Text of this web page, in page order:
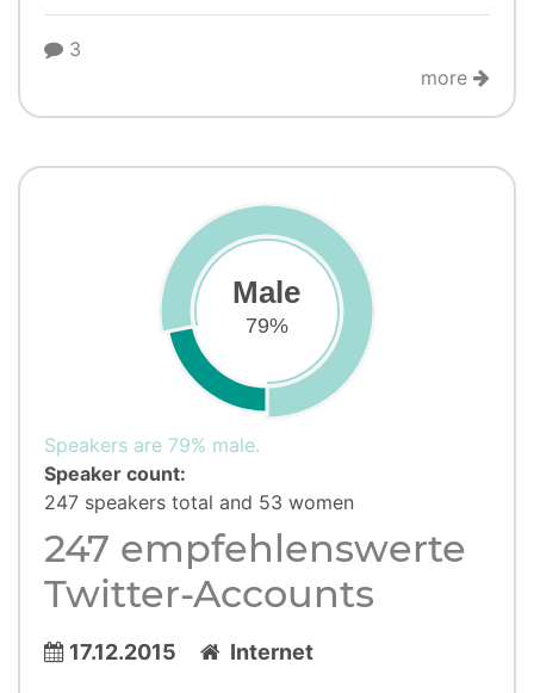
3
more
Male
79%
Speakers are 79% male.
Speaker count:
247 speakers total and 53 women
247 empfehlenswerte
Twitter-Accounts
17.12.2015 Internet